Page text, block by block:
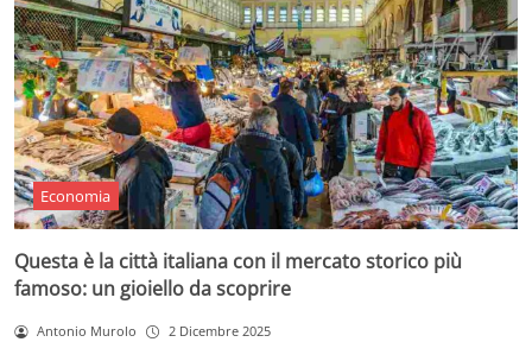
Economia
Questa è la città italiana con il mercato storico più
famoso: un gioiello da scoprire
Antonio Murolo 2 Dicembre 2025